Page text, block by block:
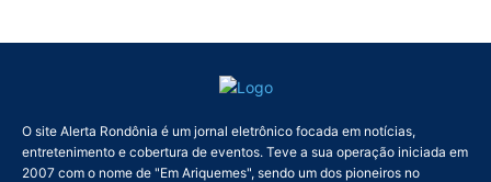
O site Alerta Rondônia é um jornal eletrônico focada em notícias,
entretenimento e cobertura de eventos. Teve a sua operação iniciada em
2007 com o nome de "Em Ariquemes", sendo um dos pioneiros no